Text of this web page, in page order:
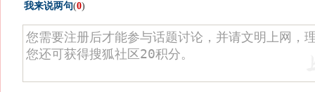
我来说两句(0)